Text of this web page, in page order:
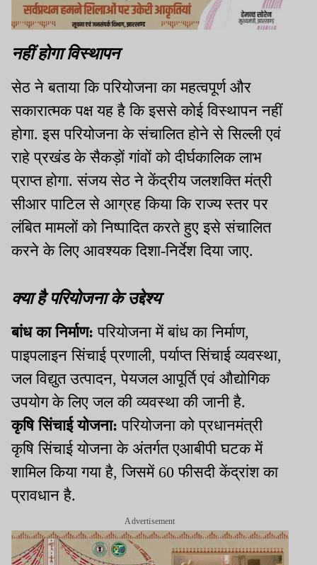
नहीं होगा विस्थापन
सेठ ने बताया कि परियोजना का महत्वपूर्ण और
सकारात्मक पक्ष यह है कि इससे कोई विस्थापन नहीं
होगा. इस परियोजना के संचालित होने से सिल्ली एवं
राहे प्रखंड के सैकड़ों गांवों को दीर्घकालिक लाभ
प्राप्त होगा. संजय सेठ ने केंद्रीय जलशक्ति मंत्री
सीआर पाटिल से आग्रह किया कि राज्य स्तर पर
लंबित मामलों को निष्पादित करते हुए इसे संचालित
करने के लिए आवश्यक दिशा-निर्देश दिया जाए.
क्या है परियोजना के उद्देश्य
बांध का निर्माण: परियोजना में बांध का निर्माण,
पाइपलाइन सिंचाई प्रणाली, पर्याप्त सिंचाई व्यवस्था,
जल विद्युत उत्पादन, पेयजल आपूर्ति एवं औद्योगिक
उपयोग के लिए जल की व्यवस्था की जानी है.
कृषि सिंचाई योजना:परियोजना को प्रधानमंत्री
कृषि सिंचाई योजना के अंतर्गत एआबीपी घटक में
शामिल किया गया है, जिसमें 60 फीसदी केंद्रांश का
प्रावधान है.
Advertisement